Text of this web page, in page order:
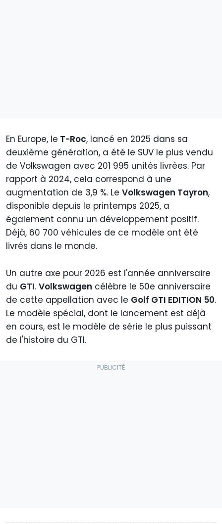
En Europe, le T-Roc, lancé en 2025 dans sa
deuxième génération, a été le SUV le plus vendu
de Volkswagen avec 201 995 unités livrées. Par
rapport à 2024, cela correspond à une
augmentation de 3,9 %. Le Volkswagen Tayron,
disponible depuis le printemps 2025, a
également connu un développement positif.
Déjà, 60 700 véhicules de ce modèle ont été
livrés dans le monde.
Un autre axe pour 2026 est l'année anniversaire
du GTI. Volkswagen célèbre le 50e anniversaire
de cette appellation avec le Golf GTI EDITION 50.
Le modèle spécial, dont le lancement est déjà
en cours, est le modèle de série le plus puissant
de l'histoire du GTI.